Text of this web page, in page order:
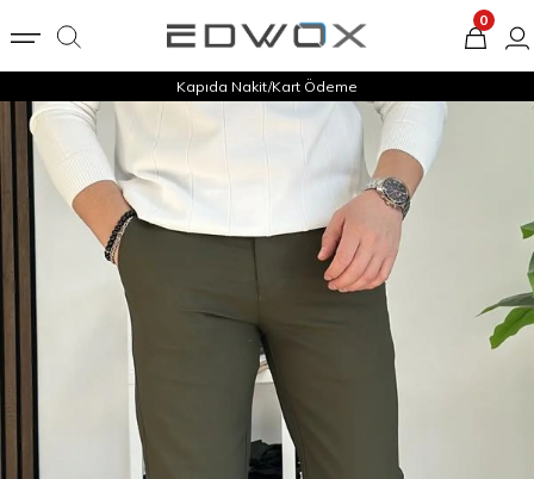
Kapıda Nakit/Kart Ödeme
0